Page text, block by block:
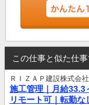
この仕事と似た仕
ＲＩＺＡＰ建設株式会社
施工管理｜月給33.3
リモート可｜転勤な